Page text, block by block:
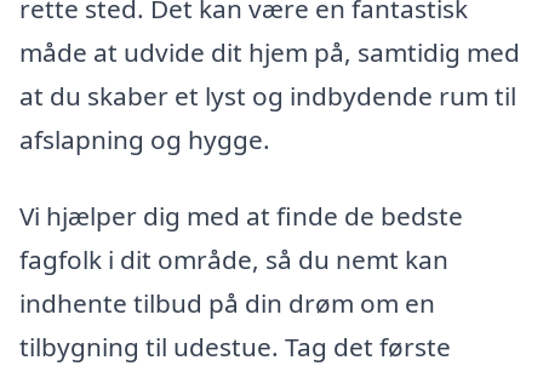
rette sted. Det kan være en fantastisk
måde at udvide dit hjem på, samtidig med
at du skaber et lyst og indbydende rum til
afslapning og hygge.
Vi hjælper dig med at finde de bedste
fagfolk i dit område, så du nemt kan
indhente tilbud på din drøm om en
tilbygning til udestue. Tag det første